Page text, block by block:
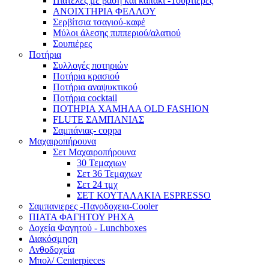
ΑΝΟΙΧΤΗΡΙΑ ΦΕΛΛΟΥ
Σερβίτσια τσαγιού-καφέ
Μύλοι άλεσης πιππεριού/αλατιού
Σουπιέρες
Ποτήρια
Συλλογές ποτηριών
Ποτήρια κρασιού
Ποτήρια αναψυκτικού
Ποτήρια cocktail
ΠΟΤΗΡΙΑ ΧΑΜΗΛΑ OLD FASHION
FLUTE ΣΑΜΠΑΝΙΑΣ
Σαμπάνιας- coppa
Μαχαιροπήρουνα
Σετ Μαχαιροπήρουνα
30 Τεμαχιων
Σετ 36 Τεμαχιων
Σετ 24 τμχ
ΣΕΤ ΚΟΥΤΑΛΑΚΙΑ ESPRESSO
Σαμπανιερες -Παγοδοχεια-Cooler
ΠΙΑΤΑ ΦΑΓΗΤΟΥ ΡΗΧΑ
Δοχεία Φαγητού - Lunchboxes
Διακόσμηση
Ανθοδοχεία
Μπολ/ Centerpieces